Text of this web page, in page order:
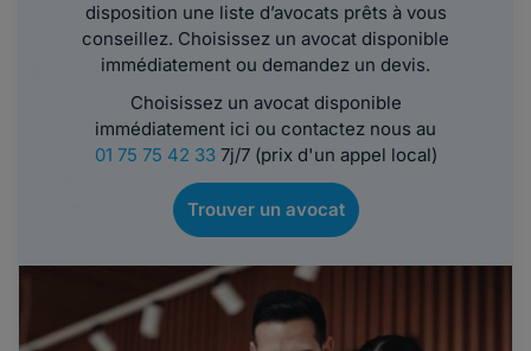
disposition une liste d’avocats prêts à vous
conseillez. Choisissez un avocat disponible
immédiatement ou demandez un devis.
Choisissez un avocat disponible
immédiatement ici ou contactez nous au
01 75 75 42 337j/7 (prix d'un appel local)
Trouver un avocat